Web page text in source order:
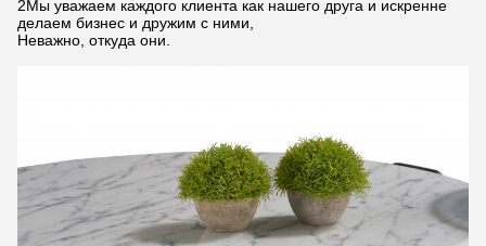
2Мы уважаем каждого клиента как нашего друга и искренне
делаем бизнес и дружим с ними,
Неважно, откуда они.